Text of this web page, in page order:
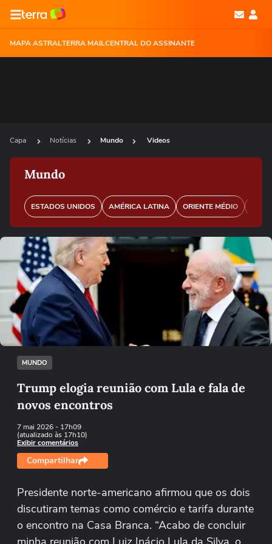
MAPA ASTRALTERRA MAILCENTRAL DO ASSINANTE
Capa Notícias Mundo Videos
Mundo
ESTADOS UNIDOS AMÉRICA LATINA ORIENTE MÉDIO
Ops!
Não foi possível reproduzir o vídeo
Tentar novamente
MUNDO
Trump elogia reunião com Lula e fala de
novos encontros
7 mai 2026- 17h09
(atualizado às 17h10)
Exibir comentários
Compartilhar
Presidente norte-americano afirmou que os dois
discutiram temas como comércio e tarifa durante
o encontro na Casa Branca. “Acabo de concluir